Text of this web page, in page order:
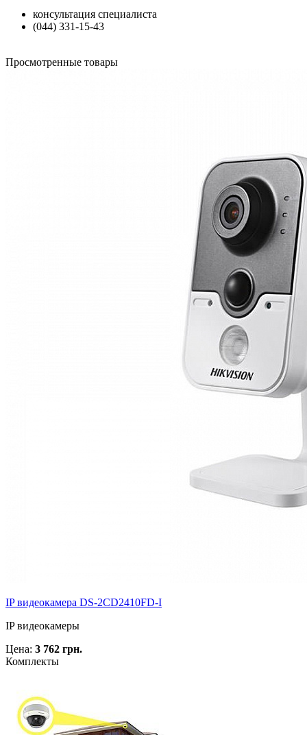
консультация специалиста
(044) 331-15-43
Просмотренные товары
IP видеокамера DS-2CD2410FD-I
IP видеокамеры
Цена: 3 762 грн.
Комплекты